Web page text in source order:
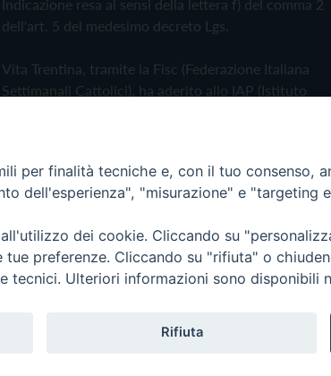
Indicazione resa ai sensi della lettera f) del comma 2
dell'art. 5 del medesimo decreto Lgs.
Vita Trentina, tramite la Fisc (Federazione Italiana
Settimanali Cattolici), ha aderito allo IAP (Istituto
Privacy Policy Cookie Policy
Editrice
per finalità tecniche e, con il tuo consenso,
dell'esperienza", "misurazione" e "targeting
dei cookie. Cliccando su
preferenze. Cliccando su "rifiuta" o
tecnici. Ulteriori informazioni sono disponibili
Rifiuta